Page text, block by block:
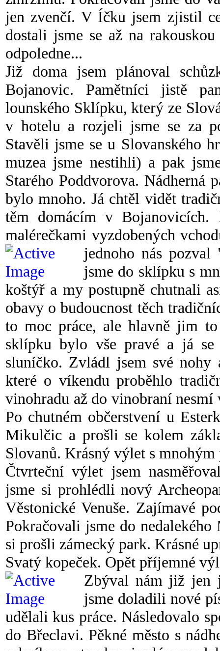
jen zvenčí. V Íčku jsem zjistil
dostali jsme se až na
odpoledne...
Již doma jsem plánoval
Bojanovic. Pamětníci jistě
lounského Sklípku, který ze
v hotelu a rozjeli jsme se za
Stavěli jsme se u Slovanského
muzea jsme nestihli) a pak
Starého Poddvorova. Nádherná
bylo mnoho. Já chtěl vidět
těm domácím v Bojanovicích.
malérečkami vyzdobených
jednoho nás
jsme do sklípku s
koštýř a my postupně chutnali
obavy o budoucnost těch
to moc práce, ale hlavně jim
sklípku bylo vše pravé a já
sluníčko. Zvládl jsem své
které o víkendu proběhlo
vinohradu až do vinobraní
Po chutném občerstvení u
Mikulčic a prošli se kolem
Slovanů. Krásný výlet s mnohým
Čtvrteční výlet jsem
jsme si prohlédli nový
Věstonické Venuše. Zajímavé
Pokračovali jsme do
si prošli zámecký park. Krásné
Svatý kopeček. Opět příjemné
Zbýval nám již jen
jsme doladili nové
udělali kus práce. Následovalo
do Břeclavi. Pěkné město s